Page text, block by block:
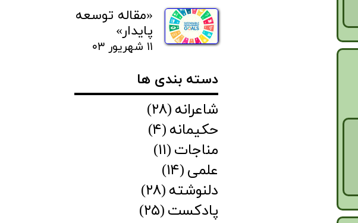
«مقاله توسعه
پایدار»
۱۱ شهریور ۰۳
شاعرانه (۲۸)
حکیمانه (۴)
مناجات (۱۱)
علمی (۱۴)
دلنوشته (۲۸)
پادکست (۲۵)
دسته بندی ها